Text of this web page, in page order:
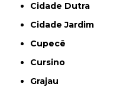
Cidade Dutra
Cidade Jardim
Cupecê
Cursino
Grajau